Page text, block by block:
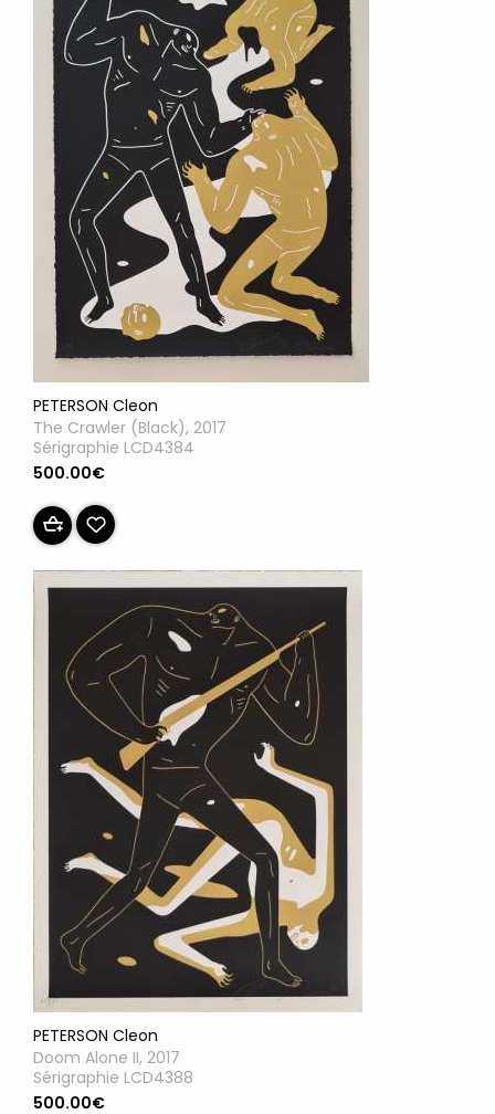
PETERSON Cleon
The Crawler (Black), 2017
Sérigraphie LCD4384
500.00€
PETERSON Cleon
Doom Alone II, 2017
Sérigraphie LCD4388
500.00€